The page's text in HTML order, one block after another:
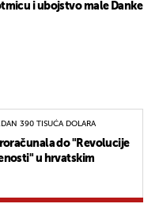
i ubojstvo male Danke
390 TISUĆA DOLARA
do "Revolucije
u hrvatskim